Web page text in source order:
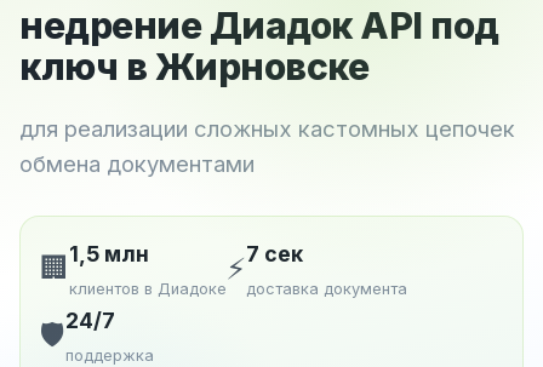
недрение Диадок API под
ключ в Жирновске
для реализации сложных кастомных цепочек
обмена документами
🏢 1,5 млн
клиентов в Диадоке
⚡7 сек
доставка документа
🛡️24/7
поддержка